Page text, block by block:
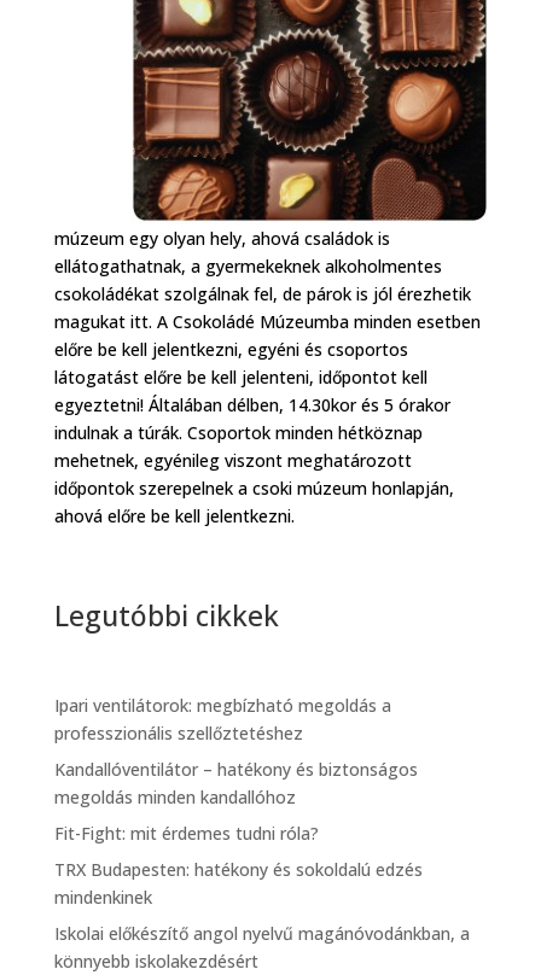
múzeum egy olyan hely, ahová családok is
ellátogathatnak, a gyermekeknek alkoholmentes
csokoládékat szolgálnak fel, de párok is jól érezhetik
magukat itt. A Csokoládé Múzeumba minden esetben
előre be kell jelentkezni, egyéni és csoportos
látogatást előre be kell jelenteni, időpontot kell
egyeztetni! Általában délben, 14.30kor és 5 órakor
indulnak a túrák. Csoportok minden hétköznap
mehetnek, egyénileg viszont meghatározott
időpontok szerepelnek a csoki múzeum honlapján,
ahová előre be kell jelentkezni.
Legutóbbi cikkek
Ipari ventilátorok: megbízható megoldás a
professzionális szellőztetéshez
Kandallóventilátor – hatékony és biztonságos
megoldás minden kandallóhoz
Fit-Fight: mit érdemes tudni róla?
TRX Budapesten: hatékony és sokoldalú edzés
mindenkinek
Iskolai előkészítő angol nyelvű magánóvodánkban, a
könnyebb iskolakezdésért